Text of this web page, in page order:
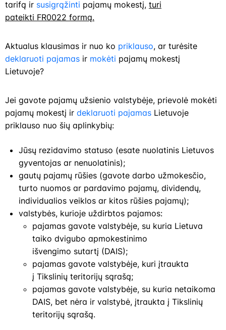
tarifą ir susigrąžinti pajamų mokestį, turi
pateikti FR0022 formą.
Aktualus klausimas ir nuo ko priklauso, ar turėsite
deklaruoti pajamas ir mokėti pajamų mokestį
Lietuvoje?
Jei gavote pajamų užsienio valstybėje, prievolė mokėti
pajamų mokestį ir deklaruoti pajamas Lietuvoje
priklauso nuo šių aplinkybių:
Jūsų rezidavimo statuso (esate nuolatinis Lietuvos
gyventojas ar nenuolatinis);
gautų pajamų rūšies (gavote darbo užmokesčio,
turto nuomos ar pardavimo pajamų, dividendų,
individualios veiklos ar kitos rūšies pajamų);
valstybės, kurioje uždirbtos pajamos:
pajamas gavote valstybėje, su kuria Lietuva
taiko dvigubo apmokestinimo
išvengimo sutartį (DAIS);
pajamas gavote valstybėje, kuri įtraukta
į Tikslinių teritorijų sąrašą;
pajamas gavote valstybėje, su kuria netaikoma
DAIS, bet nėra ir valstybė, įtraukta į Tikslinių
teritorijų sąrašą.